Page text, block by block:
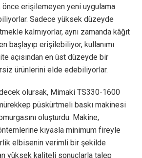
önce erişilemeyen yeni uygulama
Sadece yüksek düzeyde
kalmıyorlar, aynı zamanda kâğıt
başlayıp erişilebiliyor, kullanımı
açısından en üst düzeyde bir
ürünlerini elde edebiliyorlar.
olursak, Mimaki TS330-1600
püskürtmeli baskı makinesi
oluşturdu. Makine,
kıyasla minimum fireyle
elbisenin verimli bir şekilde
yüksek kaliteli sonuçlarla talep